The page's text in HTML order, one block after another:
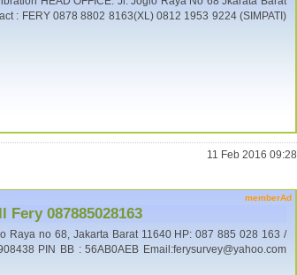
: FERY 0878 8802 8163(XL) 0812 1953 9224 (SIMPATI)
11 Feb 2016 09:28
memberAd
087885028163
Raya no 68, Jakarta Barat 11640 HP: 087 885 028 163 /
PIN BB : 56AB0AEB Email:ferysurvey@yahoo.com